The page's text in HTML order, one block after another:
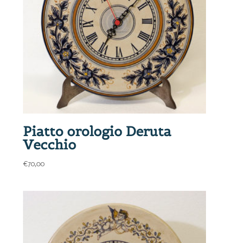
Piatto orologio Deruta
Vecchio
€70,00